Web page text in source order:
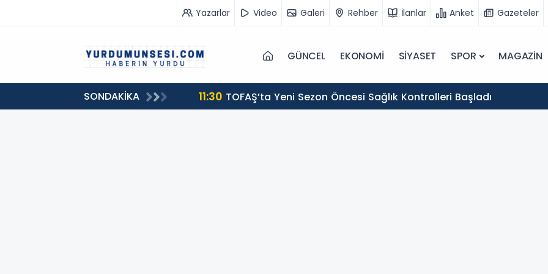
Yazarlar Video Galeri Rehber İlanlar Anket Gazeteler
GÜNCEL EKONOMİ SİYASET SPOR MAGAZİN
SONDAKİKA 11:30 TOFAŞ’ta Yeni Sezon Öncesi Sağlık Kontrolleri Başladı